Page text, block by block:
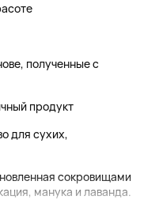
полученные с
продукт
для сухих,
сокровищами
манука и лаванда.